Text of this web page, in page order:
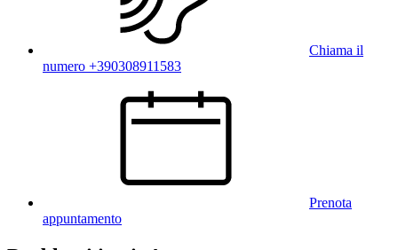
Chiama il
numero +390308911583
Prenota
appuntamento